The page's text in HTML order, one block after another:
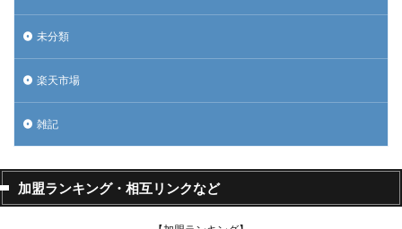
未分類
楽天市場
雑記
加盟ランキング・相互リンクなど